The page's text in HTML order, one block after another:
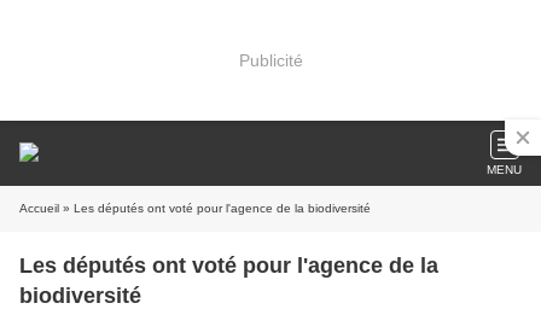
Publicité
MENU
Accueil » Les députés ont voté pour l'agence de la biodiversité
Les députés ont voté pour l'agence de la
biodiversité